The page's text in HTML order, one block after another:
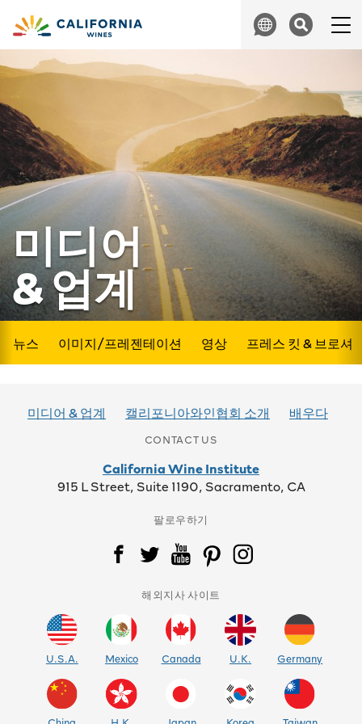
Search
미디어
& 업계
뉴스 이미지/프레젠테이션 영상 프레스 킷 & 브로셔
미디어 & 업계 캘리포니아와인협회 소개 배우다
CONTACT US
California Wine Institute
915 L Street, Suite 1190, Sacramento, CA
팔로우하기
해외지사 사이트
U.S.A. Mexico Canada U.K. Germany